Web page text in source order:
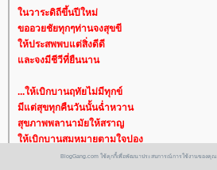
นวาระดิถีขึ้นปีใหม่
ขออวยชัยทุกๆท่านจงสุขขี
ห้ประสพพบแต่สิ่งดีดี
ละจงมีชีวีที่ยืนนาน
...ให้เบิกบานฤทัยไม่มีทุกข์
มีแต่สุขทุกคืนวันนั้นฉ่ำหวาน
สุขภาพพลานามัยให้สราญ
ห้เบิกบานสมหมายตามใจปอง
BlogGang.com ใช้คุกกี้เพื่อพัฒนาประสบการณ์การใช้งานของคุณ